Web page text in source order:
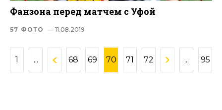
Фанзона перед матчем с Уфой
57 ФОТО — 11.08.2019
1 ... 68 69 70 71 72 ... 95